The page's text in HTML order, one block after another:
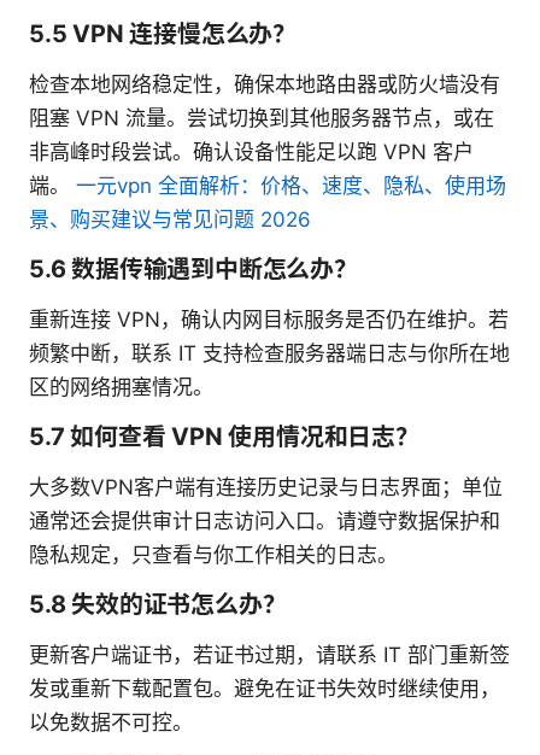
5.5 VPN 连接慢怎么办？
检查本地网络稳定性，确保本地路由器或防火墙没有
阻塞 VPN 流量。尝试切换到其他服务器节点，或在
非高峰时段尝试。确认设备性能足以跑 VPN 客户
端。 一元vpn 全面解析：价格、速度、隐私、使用场
景、购买建议与常见问题 2026
5.6 数据传输遇到中断怎么办？
重新连接 VPN，确认内网目标服务是否仍在维护。若
频繁中断，联系 IT 支持检查服务器端日志与你所在地
区的网络拥塞情况。
5.7 如何查看 VPN 使用情况和日志？
大多数VPN客户端有连接历史记录与日志界面；单位
通常还会提供审计日志访问入口。请遵守数据保护和
隐私规定，只查看与你工作相关的日志。
5.8 失效的证书怎么办？
更新客户端证书，若证书过期，请联系 IT 部门重新签
发或重新下载配置包。避免在证书失效时继续使用，
以免数据不可控。